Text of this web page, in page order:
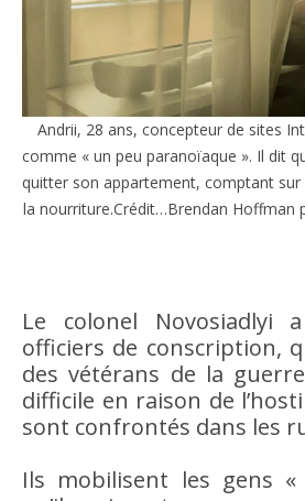
Andrii, 28 ans, concepteur de sites
comme « un peu paranoïaque ». Il dit
quitter son appartement, comptant sur
la nourriture.Crédit…Brendan Hoffman
Le colonel Novosiadlyi
officiers de conscription,
des vétérans de la
difficile en raison de
sont confrontés dans les
Ils mobilisent les gens